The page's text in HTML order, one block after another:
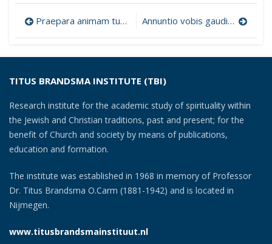
Post
navigation
Praepara animam tuam Deo Annuntio vobis gaudium magnum
TITUS BRANDSMA INSTITUTE (TBI)
Research institute for the academic study of spirituality within
the Jewish and Christian traditions, past and present; for the
benefit of Church and society by means of publications,
education and formation.
The institute was established in 1968 in memory of Professor
Dr. Titus Brandsma O.Carm (1881-1942) and is located in
Nijmegen.
www.titusbrandsmainstituut.nl